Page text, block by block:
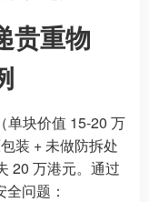
贵重物
单块价值 15-20 万
装 + 未做防拆处
20 万港元。通过
问题：